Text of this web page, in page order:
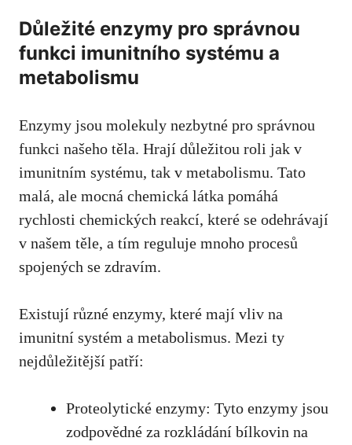
Důležité enzymy pro správnou
funkci imunitního systému a
metabolismu
Enzymy jsou molekuly nezbytné pro správnou
funkci našeho těla. Hrají důležitou roli jak v
imunitním systému, tak v metabolismu. Tato
malá, ale mocná chemická látka pomáhá
rychlosti chemických reakcí, které se odehrávají
v našem těle, a tím reguluje mnoho procesů
spojených se zdravím.
Existují různé enzymy, které mají vliv na
imunitní systém a metabolismus. Mezi ty
nejdůležitější patří:
Proteolytické enzymy: Tyto enzymy jsou
zodpovědné za rozkládání bílkovin na